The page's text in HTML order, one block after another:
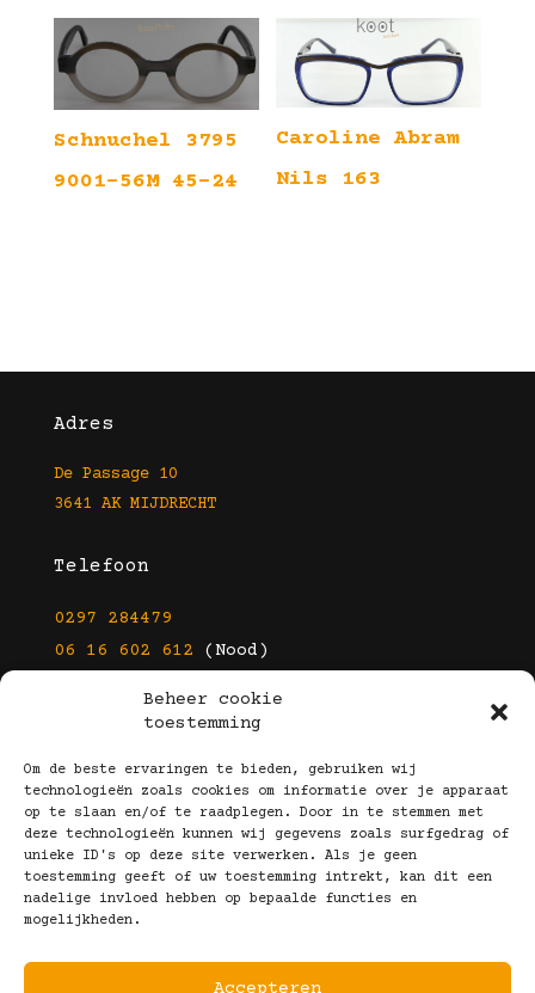
Beheer cookie
toestemming
Om de beste ervaringen te bieden, gebruiken wij
technologieën zoals cookies om informatie over je apparaat
op te slaan en/of te raadplegen. Door in te stemmen met
deze technologieën kunnen wij gegevens zoals surfgedrag of
unieke ID's op deze site verwerken. Als je geen
toestemming geeft of uw toestemming intrekt, kan dit een
nadelige invloed hebben op bepaalde functies en
mogelijkheden.
Accepteren
Schnuchel 3795
9001-56M 45-24
Caroline Abram
Nils 163
Adres
De Passage 10
3641 AK MIJDRECHT
Telefoon
0297 284479
06 16 602 612 (Nood)
info@kootbrillen.nl
Volg Ons!